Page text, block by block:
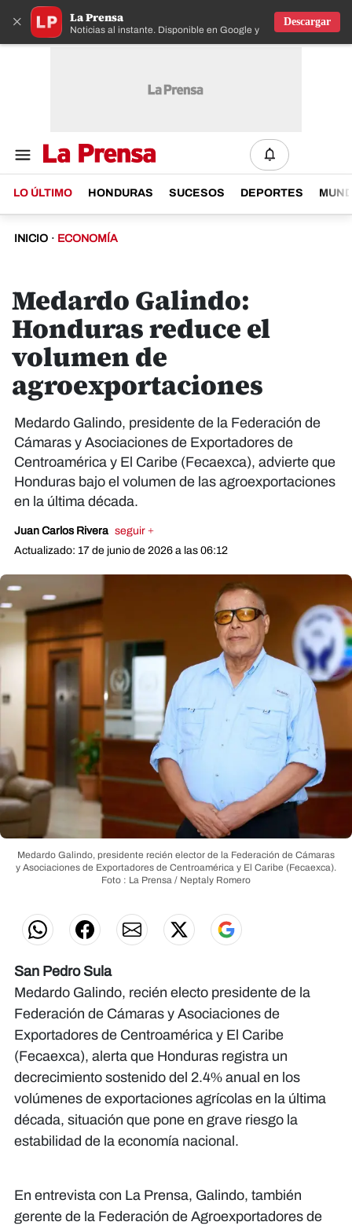
× La Prensa
Noticias al instante. Disponible en Google y IOS
Descargar
LO ÚLTIMO HONDURAS SUCESOS DEPORTES
INICIO · ECONOMÍA
Medardo Galindo:
Honduras reduce el
volumen de
agroexportaciones
Medardo Galindo, presidente de la Federación de
Cámaras y Asociaciones de Exportadores de
Centroamérica y El Caribe (Fecaexca), advierte que
Honduras bajo el volumen de las agroexportaciones
en la última década.
Juan Carlos Rivera seguir +
Actualizado: 17 de junio de 2026 a las 06:12
Medardo Galindo, presidente recién elector de la Federación de Cámaras
y Asociaciones de Exportadores de Centroamérica y El Caribe (Fecaexca).
Foto : La Prensa / Neptaly Romero
San Pedro Sula
Medardo Galindo, recién electo presidente de la
Federación de Cámaras y Asociaciones de
Exportadores de Centroamérica y El Caribe
(Fecaexca), alerta que Honduras registra un
decrecimiento sostenido del 2.4% anual en los
volúmenes de exportaciones agrícolas en la última
década, situación que pone en grave riesgo la
estabilidad de la economía nacional.
En entrevista con La Prensa, Galindo, también
gerente de la Federación de Agroexportadores de